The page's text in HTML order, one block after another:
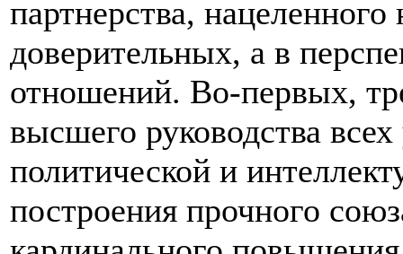
партнерства,
доверительных, а в
отношений. Во-первых,
высшего руководства
политической и
построения прочного